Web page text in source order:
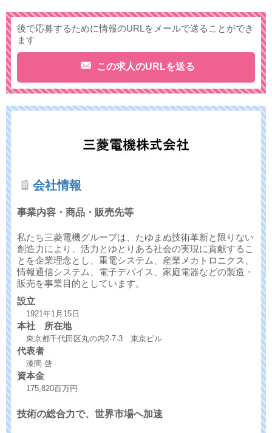
後で応募するために情報のURLをメールで送ることができ
ます
この求人のURLを送る
会社情報
事業内容・商品・販売先等
私たち三菱電機グループは、たゆまぬ技術革新と限りない
創造力により、活力とゆとりある社会の実現に貢献するこ
とを企業理念とし、重電システム、産業メカトロニクス、
情報通信システム、電子デバイス、家庭電器などの製造・
販売を事業目的としています。
設立
1921年1月15日
本社 所在地
東京都千代田区丸の内2-7-3 東京ビル
代表者
漆間 啓
資本金
175,820百万円
技術の総合力で、世界市場へ加速